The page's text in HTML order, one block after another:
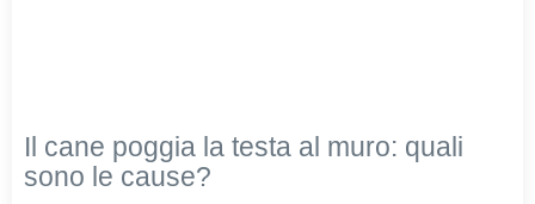
Il cane poggia la testa al muro: quali
sono le cause?